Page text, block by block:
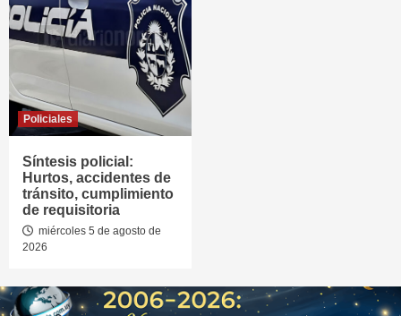
Policiales
Síntesis policial:
Hurtos, accidentes de
tránsito, cumplimiento
de requisitoria
miércoles 5 de agosto de
2026